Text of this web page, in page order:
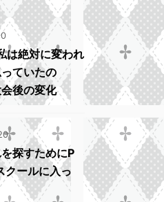
は絶対に変われ
ていたの
後の変化
探すためにP
クールに入っ